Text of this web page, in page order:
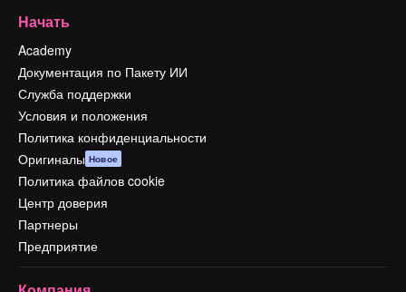
Начать
Academy
Документация по Пакету ИИ
Служба поддержки
Условия и положения
Политика конфиденциальности
Оригиналы Новое
Политика файлов cookie
Центр доверия
Партнеры
Предприятие